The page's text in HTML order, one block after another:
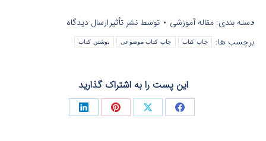
دسته بندی: مقاله آموزشی توسط نشر تأثیرارسال دیدگاه
برچسب ها:
چاپ کتاب چاپ کتاب موضوعی نوشتن کتاب
این پست را به اشتراک گذارید